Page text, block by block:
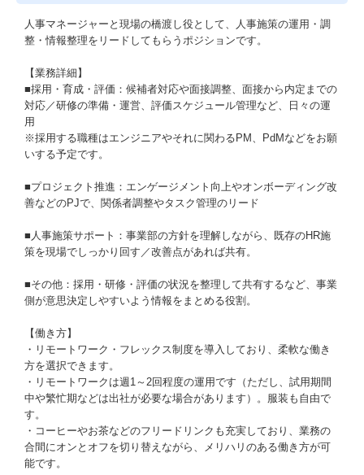
人事マネージャーと現場の橋渡し役として、人事施策の運用・調
整・情報整理をリードしてもらうポジションです。
【業務詳細】
■採用・育成・評価：候補者対応や面接調整、面接から内定までの
対応／研修の準備・運営、評価スケジュール管理など、日々の運
用
※採用する職種はエンジニアやそれに関わるPM、PdMなどをお願
いする予定です。
■プロジェクト推進：エンゲージメント向上やオンボーディング改
善などのPJで、関係者調整やタスク管理のリード
■人事施策サポート：事業部の方針を理解しながら、既存のHR施
策を現場でしっかり回す／改善点があれば共有。
■その他：採用・研修・評価の状況を整理して共有するなど、事業
側が意思決定しやすいよう情報をまとめる役割。
【働き方】
・リモートワーク・フレックス制度を導入しており、柔軟な働き
方を選択できます。
・リモートワークは週1～2回程度の運用です（ただし、試用期間
中や繁忙期などは出社が必要な場合があります）。服装も自由で
す。
・コーヒーやお茶などのフリードリンクも充実しており、業務の
合間にオンとオフを切り替えながら、メリハリのある働き方が可
能です。